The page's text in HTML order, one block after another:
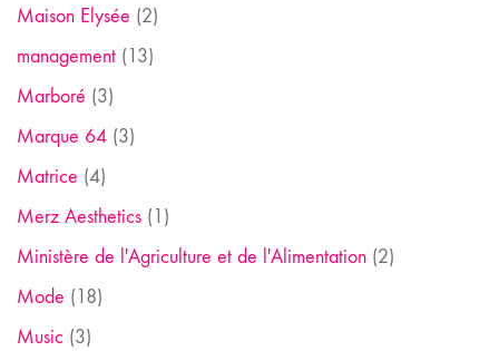
Maison Elysée (2)
management (13)
Marboré (3)
Marque 64 (3)
Matrice (4)
Merz Aesthetics (1)
Ministère de l'Agriculture et de l'Alimentation (2)
Mode (18)
Music (3)